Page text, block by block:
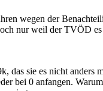
wegen der
nur weil der TVÖD
das sie es nicht
bei 0 anfangen.